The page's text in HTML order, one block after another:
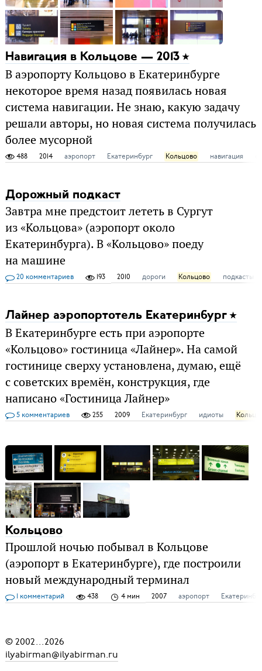
Навигация в Кольцове — 2013
В аэропорту Кольцово в Екатеринбурге
некоторое время назад появилась новая
система навигации. Не знаю, какую задачу
решали авторы, но новая система получилась
более мусорной
488 2014 аэропорт Екатеринбург Кольцово навигация
Дорожный подкаст
Завтра мне предстоит лететь в Сургут
из «Кольцова» (аэропорт около
Екатеринбурга). В «Кольцово» поеду
на машине
20 комментариев 193 2010 дороги Кольцово подкасты
Лайнер аэропортотель Екатеринбург
В Екатеринбурге есть при аэропорте
«Кольцово» гостиница «Лайнер». На самой
гостинице сверху установлена, думаю, ещё
с советских времён, конструкция, где
написано «Гостиница Лайнер»
5 комментариев 255 2009 Екатеринбург идиоты
Кольцово
Прошлой ночью побывал в Кольцове
(аэропорт в Екатеринбурге), где построили
новый международный терминал
1 комментарий 438 4 мин 2007 аэропорт
© 2002...2026
ilyabirman@ilyabirman.ru